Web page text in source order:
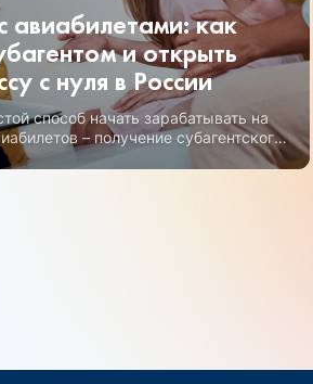
как
и открыть
с нуля в России
способ начать зарабатывать на
– получение субагентского